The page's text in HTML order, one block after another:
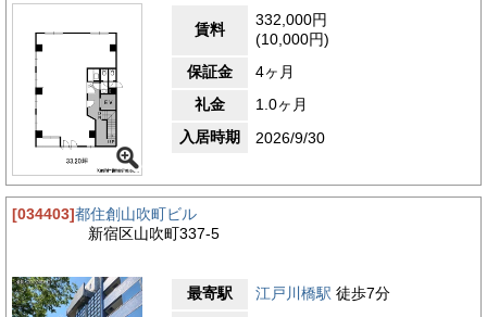
食店、郵便局、銀行の出張所、ドラッグストアなど、日常業務に
必要な施設が徒歩圏内に揃っており、事務所利用において非常に
利便性の高い環境が整っています。ランチや急な買い物、書類の
郵送や銀行業務なども近場で完結できるため、業務効率の向上に
もつながります。また、山吹町エリアは住宅も多く、静かで落ち
着いた街並みが特徴です。繁華街のような喧騒が少なく、集中し
て仕事に取り組みやすい環境が保たれています。周囲には緑も点
在しており、少し歩けば江戸川橋公園や神田川沿いの遊歩道もあ
るなど、都会の中でリフレッシュできる空間が身近にあります。
神楽坂方面へも徒歩でアクセスできる距離にあり、気分転換や来
客時のランチミーティングにも適した場所が点在しています。歴
史と現代が交差する落ち着いた地域性と、ビジネスに必要な利便
所を構える企業にとって非常に魅力的な環境です。
賃料
332,000円
(10,000円)
保証金
4ヶ月
礼金
1.0ヶ月
入居時期
2026/9/30
[034403]都住創山吹町ビル
新宿区山吹町337-5
最寄駅 江戸川橋駅 徒歩7分